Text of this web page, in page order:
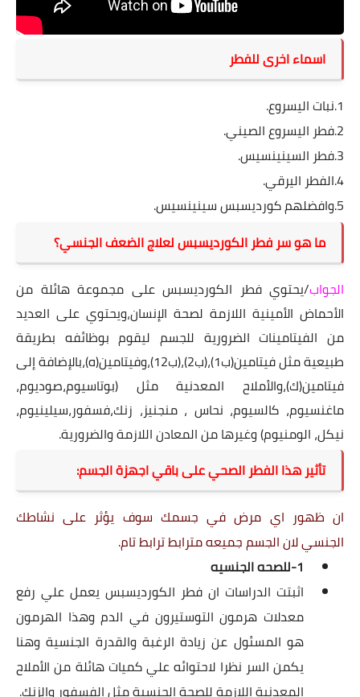
اسماء اخرى للفطر
1.نبات اليسروع.
2.فطر اليسروع الصيني.
3.فطر السينينسيس.
4.الفطر اليرقي.
5.وافضلهم كورديسبس سينينسيس.
ما هو سر فطر الكورديسبس لعلاج الضعف الجنسي؟
الجواب/يحتوي فطر الكورديسبس على مجموعة هائلة من
الأحماض الأمينية اللازمة لصحة الإنسان،ويحتوي على العديد
من الفيتامينات الضرورية للجسم ليقوم بوظائفه بطريقة
طبيعية مثل فيتامين(ب1)،(ب2)،(ب12)،وفيتامين(ه)،بالإضافة إلى
فيتامين(ك)،والأملاح المعدنية مثل (بوتاسيوم،صوديوم،
ماغنسيوم، كالسيوم، نحاس ، منجنيز، زنك،فسفور،سيلينيوم،
نيكل، الومنيوم) وغيرها من المعادن اللازمة والضرورية.
تأثير هذا الفطر الصحي على باقي اجهزة الجسم:
الجنسي لان الجسم جميعه مترابط ترابط تام.
1-للصحه الجنسيه
اثبتت الدراسات ان فطر الكورديسبس يعمل علي رفع
معدلات هرمون التوستيرون في الدم وهذا الهرمون
هو المسئول عن زيادة الرغبة والقدرة الجنسية وهنا
يكمن السر نظرا لاحتوائه علي كميات هائلة من الأملاح
المعدنية اللازمة للصحة الجنسية مثل الفسفور والزنك.